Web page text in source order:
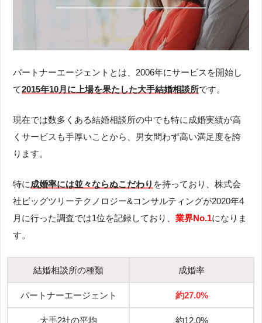
パートナーエージェントとは、2006年にサービスを開始し
て2015年10月に上場を果たした大手結婚相談所です。
現在では数多くある結婚相談所の中でも特に成婚実績が高
くサービスも手厚いことから、男女問わず高い満足度を誇
ります。
特に成婚率には並々ならぬこだわり を持っており、株式会
社ビッグツリーテクノロジー&コンサルティングが2020年4
月に行った調査では1位を記録しており、業界No.1になりま
す。
結婚相談所の種類 成婚率
パートナーエージェント 約27.0%
大手2社の平均 約12.0%